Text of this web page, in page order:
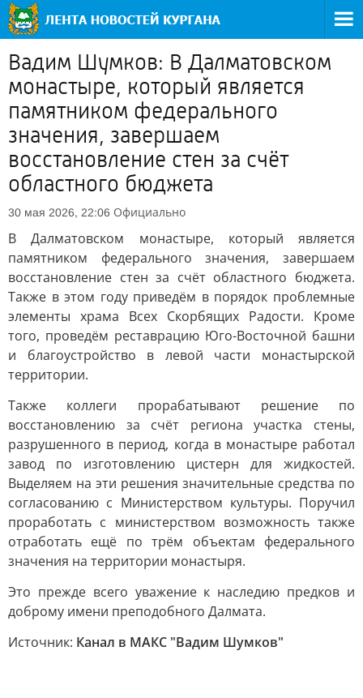
Вадим Шумков: В Далматовском
монастыре, который является
памятником федерального
значения, завершаем
восстановление стен за счёт
областного бюджета
30 мая 2026, 22:06 Официально
В Далматовском монастыре, который является
памятником федерального значения, завершаем
восстановление стен за счёт областного бюджета.
Также в этом году приведём в порядок проблемные
элементы храма Всех Скорбящих Радости. Кроме
того, проведём реставрацию Юго-Восточной башни
и благоустройство в левой части монастырской
территории.
Также коллеги прорабатывают решение по
восстановлению за счёт региона участка стены,
разрушенного в период, когда в монастыре работал
завод по изготовлению цистерн для жидкостей.
Выделяем на эти решения значительные средства по
согласованию с Министерством культуры. Поручил
проработать с министерством возможность также
отработать ещё по трём объектам федерального
значения на территории монастыря.
Это прежде всего уважение к наследию предков и
доброму имени преподобного Далмата.
Источник: Канал в МАКС "Вадим Шумков"